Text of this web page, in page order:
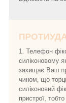
1. Телефон
силіконовому
захищає Ваш
чином, що
силіконовий
пристрої,